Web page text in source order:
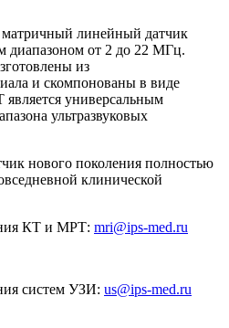
матричный линейный датчик
диапазоном от 2 до 22 МГц.
из
и скомпонованы в виде
универсальным
ультразвуковых
нового поколения полностью
клинической
КТ и МРТ: mri@ips-med.ru
систем УЗИ: us@ips-med.ru